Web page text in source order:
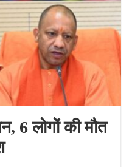
6 लोगों की मौत